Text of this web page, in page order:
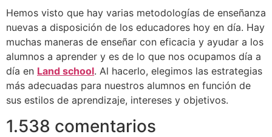
Hemos visto que hay varias metodologías de enseñanza
nuevas a disposición de los educadores hoy en día. Hay
muchas maneras de enseñar con eficacia y ayudar a los
alumnos a aprender y es de lo que nos ocupamos día a
día en Land school. Al hacerlo, elegimos las estrategias
más adecuadas para nuestros alumnos en función de
sus estilos de aprendizaje, intereses y objetivos.
1.538 comentarios